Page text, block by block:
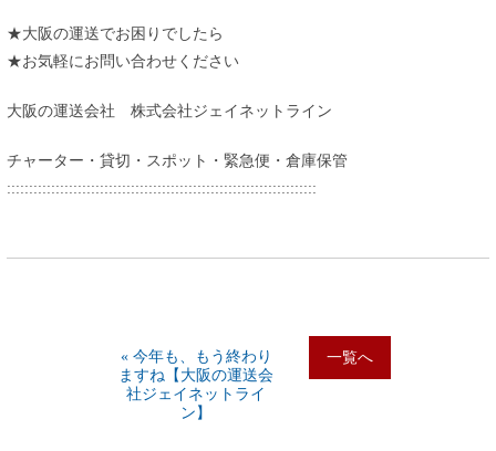
★大阪の運送でお困りでしたら
★お気軽にお問い合わせください
大阪の運送会社 株式会社ジェイネットライン
チャーター・貸切・スポット・緊急便・倉庫保管
::::::::::::::::::::::::::::::::::::::::::::::::::::::::::::::::::::::
« 今年も、もう終わり
ますね【大阪の運送会
社ジェイネットライ
ン】
一覧へ